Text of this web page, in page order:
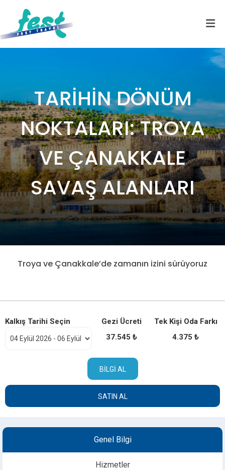
TARİHİN DÖNÜM
NOKTALARI: TROYA
VE ÇANAKKALE
SAVAŞ ALANLARI
Troya ve Çanakkale’de zamanın izini sürüyoruz
Kalkış Tarihi Seçin
Gezi Ücreti
37.545 ₺
Tek Kişi Oda Farkı
4.375 ₺
BILGI AL
SATIN AL
Genel Bilgi
Hizmetler